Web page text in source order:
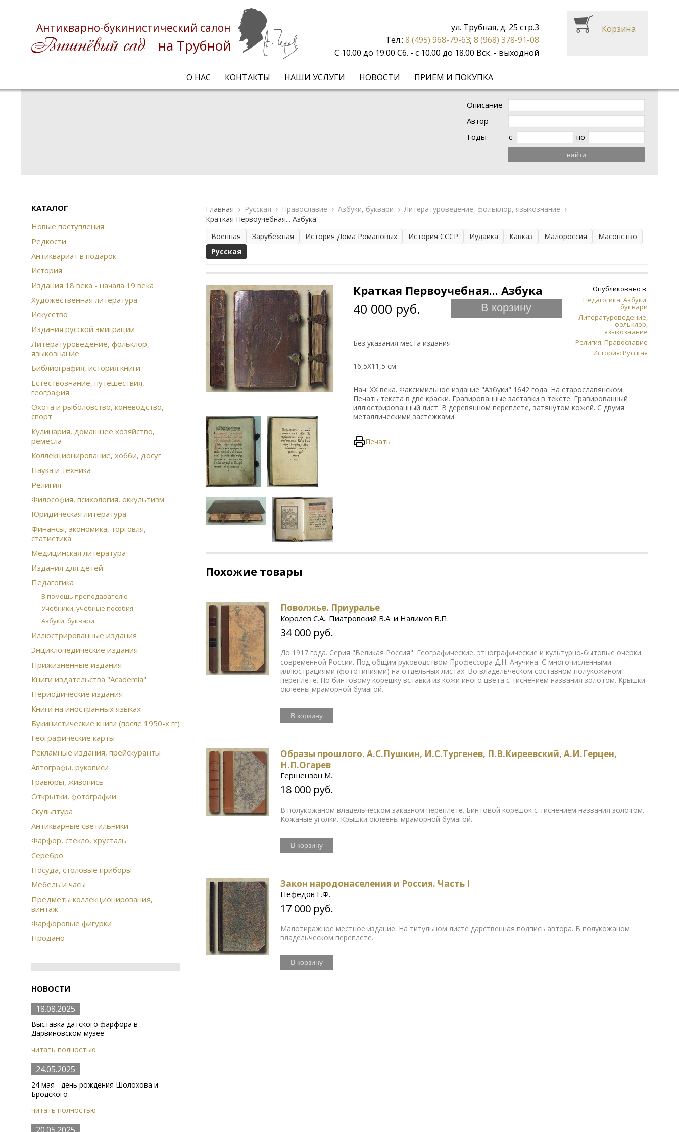
Антикварно-букинистический салон
на Трубной
О НАС КОНТАКТЫ НАШИ УСЛУГИ НОВОСТИ ПРИЕМ И ПОКУПКА
ул. Трубная, д. 25 стр.3
Тел.: 8 (495) 968-79-63; 8 (968) 378-91-08
С 10.00 до 19.00 Сб. - с 10.00 до 18.00 Вск. - выходной
Корзина
Описание
Автор
Годы
с по
найти
КАТАЛОГ
Новые поступления
Редкости
Антиквариат в подарок
История
Издания 18 века - начала 19 века
Художественная литература
Искусство
Издания русской эмиграции
Литературоведение, фольклор,
языкознание
Библиография, история книги
Естествознание, путешествия,
география
Охота и рыболовство, коневодство,
спорт
Кулинария, домашнее хозяйство,
ремесла
Коллекционирование, хобби, досуг
Наука и техника
Религия
Философия, психология, оккультизм
Юридическая литература
Финансы, экономика, торговля,
статистика
Медицинская литература
Издания для детей
Педагогика
В помощь преподавателю
Учебники, учебные пособия
Азбуки, буквари
Иллюстрированные издания
Энциклопедические издания
Прижизненные издания
Книги издательства "Academia"
Периодические издания
Книги на иностранных языках
Букинистические книги (после 1950-х гг)
Географические карты
Рекламные издания, прейскуранты
Автографы, рукописи
Гравюры, живопись
Открытки, фотографии
Скульптура
Антикварные светильники
Фарфор, стекло, хрусталь
Серебро
Посуда, столовые приборы
Мебель и часы
Предметы коллекционирования,
винтаж
Фарфоровые фигурки
Продано
НОВОСТИ
18.08.2025
Выставка датского фарфора в
Дарвиновском музее
читать полностью
24.05.2025
24 мая - день рождения Шолохова и
Бродского
читать полностью
Главная Русская Православие Азбуки, буквари
Литературоведение, фольклор, языкознание
Краткая Первоучебная... Азбука
Военная
Зарубежная История Дома Романовых История СССР Иудаика Кавказ Малороссия
Масонство
Русская
Опубликовано в:
Педагогика: Азбуки,
буквари
Литературоведение,
фольклор,
языкознание
Религия: Православие
История: Русская
Краткая Первоучебная... Азбука
40 000 руб. В корзину
Без указания места издания
16,5Х11,5 см.
Нач. ХХ века. Факсимильное издание "Азбуки" 1642 года. На старославянском.
Печать текста в две краски. Гравированные заставки в тексте. Гравированный
иллюстрированный лист. В деревянном переплете, затянутом кожей. С двумя
металлическими застежками.
Печать
Похожие товары
Поволжье. Приуралье
Королев С.А.. Пиатровский В.А. и Налимов В.П.
34 000 руб.
До 1917 года. Серия "Великая Россия". Географические, этнографические и культурно-бытовые очерки
современной России. Под общим руководством Профессора Д.Н. Анучина. С многочисленными
иллюстрациями (фототипиями) на отдельных листах. Во владельческом составном полукожаном
переплете. По бинтовому корешку вставки из кожи иного цвета с тиснением названия золотом. Крышки
оклеены мраморной бумагой.
В корзину
Образы прошлого. А.С.Пушкин, И.С.Тургенев, П.В.Киреевский, А.И.Герцен,
Н.П.Огарев
Гершензон М.
18 000 руб.
В полукожаном владельческом заказном переплете. Бинтовой корешок с тиснением названия золотом.
Кожаные уголки. Крышки оклеены мраморной бумагой.
В корзину
Закон народонаселения и Россия. Часть I
Нефедов Г.Ф.
17 000 руб.
Малотиражное местное издание. На титульном листе дарственная подпись автора. В полукожаном
владельческом переплете.
В корзину